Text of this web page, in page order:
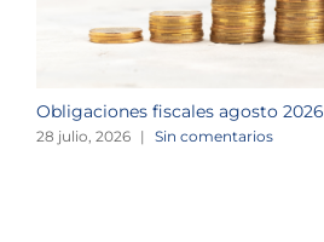
Obligaciones fiscales agosto 2026
28 julio, 2026 | Sin comentarios